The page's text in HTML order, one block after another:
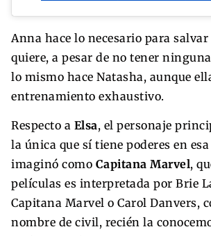
Anna hace lo necesario para salvar
quiere, a pesar de no tener
lo mismo hace Natasha, aunque
entrenamiento exhaustivo.
Respecto a Elsa, el personaje
la única que sí tiene poderes en
imaginó como Capitana Marvel,
películas es interpretada por Brie
Capitana Marvel o Carol Danvers,
nombre de civil, recién la